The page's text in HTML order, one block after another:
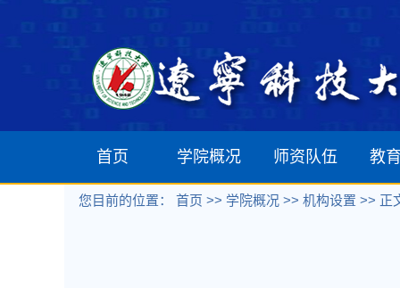
首页 学院概况
学院简介
师资队伍
软件工程系
教
本科
您目前的位置： 首页 >> 学院概况 >> 机构设置 >> 正